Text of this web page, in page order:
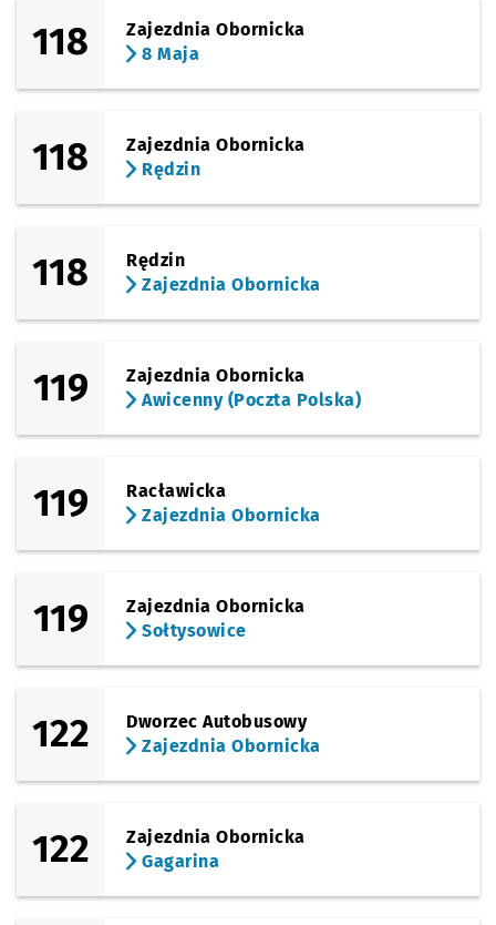
118
Zajezdnia Obornicka
8 Maja
118
Zajezdnia Obornicka
Rędzin
118
Rędzin
Zajezdnia Obornicka
119
Zajezdnia Obornicka
Awicenny (Poczta Polska)
119
Racławicka
Zajezdnia Obornicka
119
Zajezdnia Obornicka
Sołtysowice
122
Dworzec Autobusowy
Zajezdnia Obornicka
122
Zajezdnia Obornicka
Gagarina